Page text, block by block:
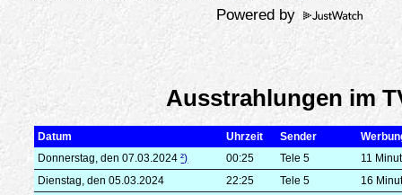
Powered by
Ausstrahlungen im
Datum Uhrzeit Sender
Donnerstag, den 07.03.2024²) 00:25 Tele 5
11
Dienstag, den 05.03.2024
22:25 Tele 5
16